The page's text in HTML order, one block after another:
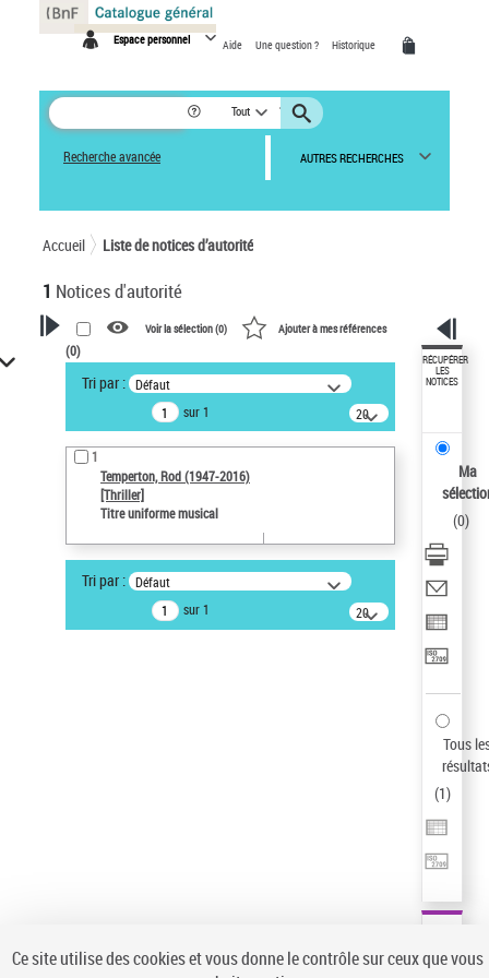
Espace personnel Aide Une question ? Historique
Tout
Recherche avancée AUTRES RECHERCHES
Accueil Liste de notices d’autorité
1 Notices d'autorité
VOTRE RECHERCHE
Recherche avancée dans les
notices d’autorité
Œuvres liées à l'auteur :
Temperton, Rod (1947-2016)
Auteur d’œuvre
Type de notice d'autorité
Titre uniforme musical
Voir la sélection (0) Ajouter à mes références
(0)
Tri par : Défaut
sur 1
20
résultats/page
1
Temperton, Rod (1947-2016)
[Thriller]
Titre uniforme musical
Tri par : Défaut
sur 1
20
résultats/page
RÉCUPÉRER
LES
NOTICES
Ma
(0)
Tous
(1)
Panneau de gestion des cookies
Ce site utilise des cookies et vous donne le contrôle sur ceux que vous